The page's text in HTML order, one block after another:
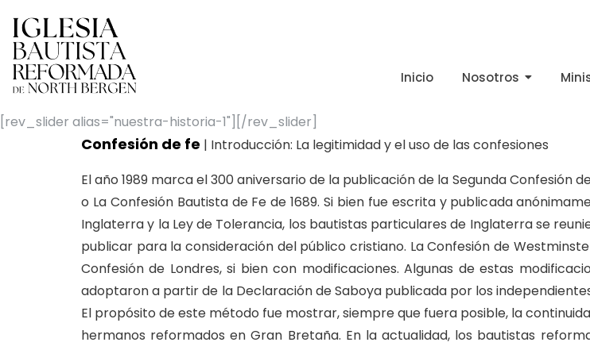
Inicio Nosotros
[rev_slider alias="nuestra-historia-1"][/rev_slider]
Confesión de fe | Introducción: La legitimidad y el uso de las confesiones
El año 1989 marca el 300 aniversario de la publicación de la Segunda
o La Confesión Bautista de Fe de 1689. Si bien fue escrita y publicada
Inglaterra y la Ley de Tolerancia, los bautistas particulares de Inglaterra se
publicar para la consideración del público cristiano. La Confesión de
Confesión de Londres, si bien con modificaciones. Algunas de estas
adoptaron a partir de la Declaración de Saboya publicada por los
El propósito de este método fue mostrar, siempre que fuera posible, la
hermanos reformados en Gran Bretaña. En la actualidad, los bautistas